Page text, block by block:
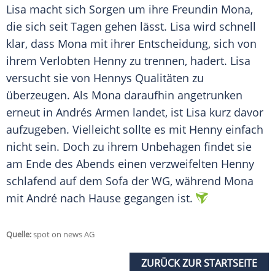
Lisa macht sich Sorgen um ihre Freundin Mona,
die sich seit Tagen gehen lässt. Lisa wird schnell
klar, dass Mona mit ihrer Entscheidung, sich von
ihrem Verlobten Henny zu trennen, hadert. Lisa
versucht sie von Hennys Qualitäten zu
überzeugen. Als Mona daraufhin angetrunken
erneut in Andrés Armen landet, ist Lisa kurz davor
aufzugeben. Vielleicht sollte es mit Henny einfach
nicht sein. Doch zu ihrem Unbehagen findet sie
am Ende des Abends einen verzweifelten Henny
schlafend auf dem Sofa der WG, während Mona
mit André nach Hause gegangen ist.
Quelle:spot on news AG
ZURÜCK ZUR STARTSEITE